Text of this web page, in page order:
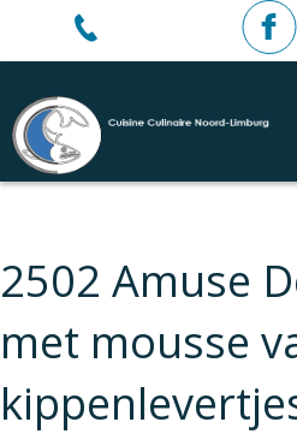
2502 Amuse
met mousse